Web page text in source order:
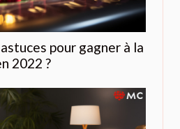
pour gagner à la
2022 ?